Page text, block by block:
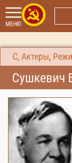
МЕНЮ
С, Актеры,
Сушкевич